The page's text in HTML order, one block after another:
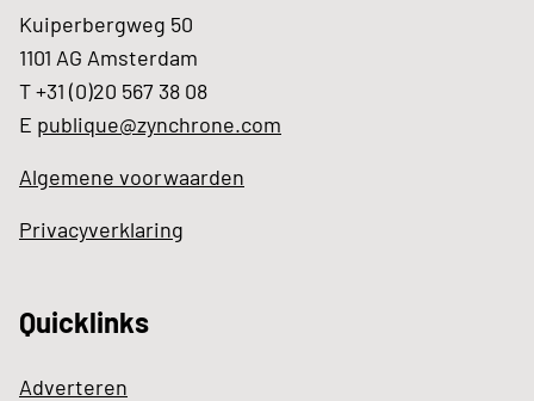
Kuiperbergweg 50
1101 AG Amsterdam
T +31 (0)20 567 38 08
E publique@zynchrone.com
Algemene voorwaarden
Privacyverklaring
Quicklinks
Adverteren